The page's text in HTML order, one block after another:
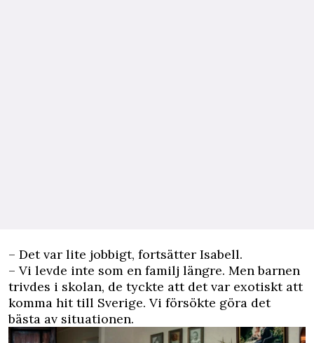
– Det var lite jobbigt, fortsätter Isabell.
– Vi levde inte som en familj längre. Men barnen
trivdes i skolan, de tyckte att det var exotiskt att
komma hit till Sverige. Vi försökte göra det
bästa av situationen.